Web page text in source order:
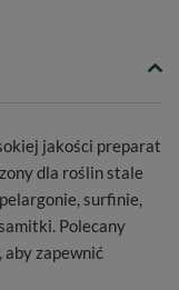
jakości preparat
dla roślin stale
surfinie,
Polecany
zapewnić